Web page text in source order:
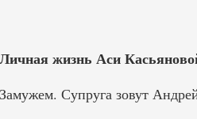
Личная жизнь Аси
Замужем. Супруга зовут